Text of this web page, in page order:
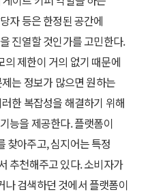
자 등은 한정된 공간에
진열할 것인가를 고민한다.
제한이 거의 없기 때문에
는 정보가 많으면 원하는
한 복잡성을 해결하기 위해
능을 제공한다. 플랫폼이
찾아주고, 심지어는 특정
추천해주고 있다. 소비자가
검색하던 것에서 플랫폼이